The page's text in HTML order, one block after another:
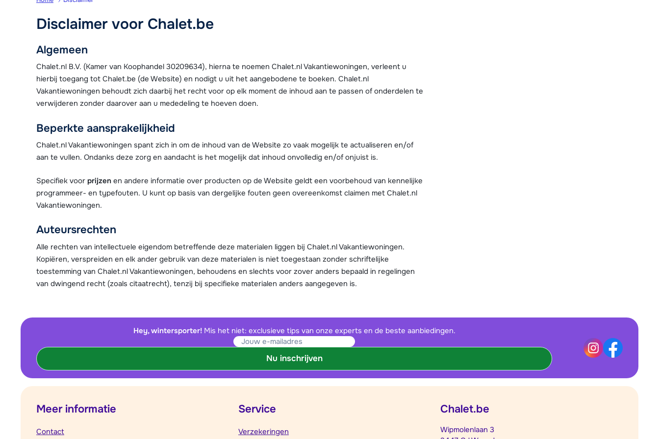
Disclaimer voor Chalet.be
Algemeen
Chalet.nl B.V. (Kamer van Koophandel 30209634), hierna te noemen Chalet.nl Vakantiewoningen, verleent u
hierbij toegang tot Chalet.be (de Website) en nodigt u uit het aangebodene te boeken. Chalet.nl
Vakantiewoningen behoudt zich daarbij het recht voor op elk moment de inhoud aan te passen of onderdelen te
verwijderen zonder daarover aan u mededeling te hoeven doen.
Beperkte aansprakelijkheid
Chalet.nl Vakantiewoningen spant zich in om de inhoud van de Website zo vaak mogelijk te actualiseren en/of
aan te vullen. Ondanks deze zorg en aandacht is het mogelijk dat inhoud onvolledig en/of onjuist is.
Specifiek voor prijzen en andere informatie over producten op de Website geldt een voorbehoud van kennelijke
programmeer- en typefouten. U kunt op basis van dergelijke fouten geen overeenkomst claimen met Chalet.nl
Vakantiewoningen.
Auteursrechten
Alle rechten van intellectuele eigendom betreffende deze materialen liggen bij Chalet.nl Vakantiewoningen.
Kopiëren, verspreiden en elk ander gebruik van deze materialen is niet toegestaan zonder schriftelijke
toestemming van Chalet.nl Vakantiewoningen, behoudens en slechts voor zover anders bepaald in regelingen
van dwingend recht (zoals citaatrecht), tenzij bij specifieke materialen anders aangegeven is.
Hey, wintersporter! Mis het niet: exclusieve tips van onze experts en de beste aanbiedingen.
Nu inschrijven
Meer informatie
Contact
Service
Verzekeringen
Chalet.be
Wipmolenlaan 3